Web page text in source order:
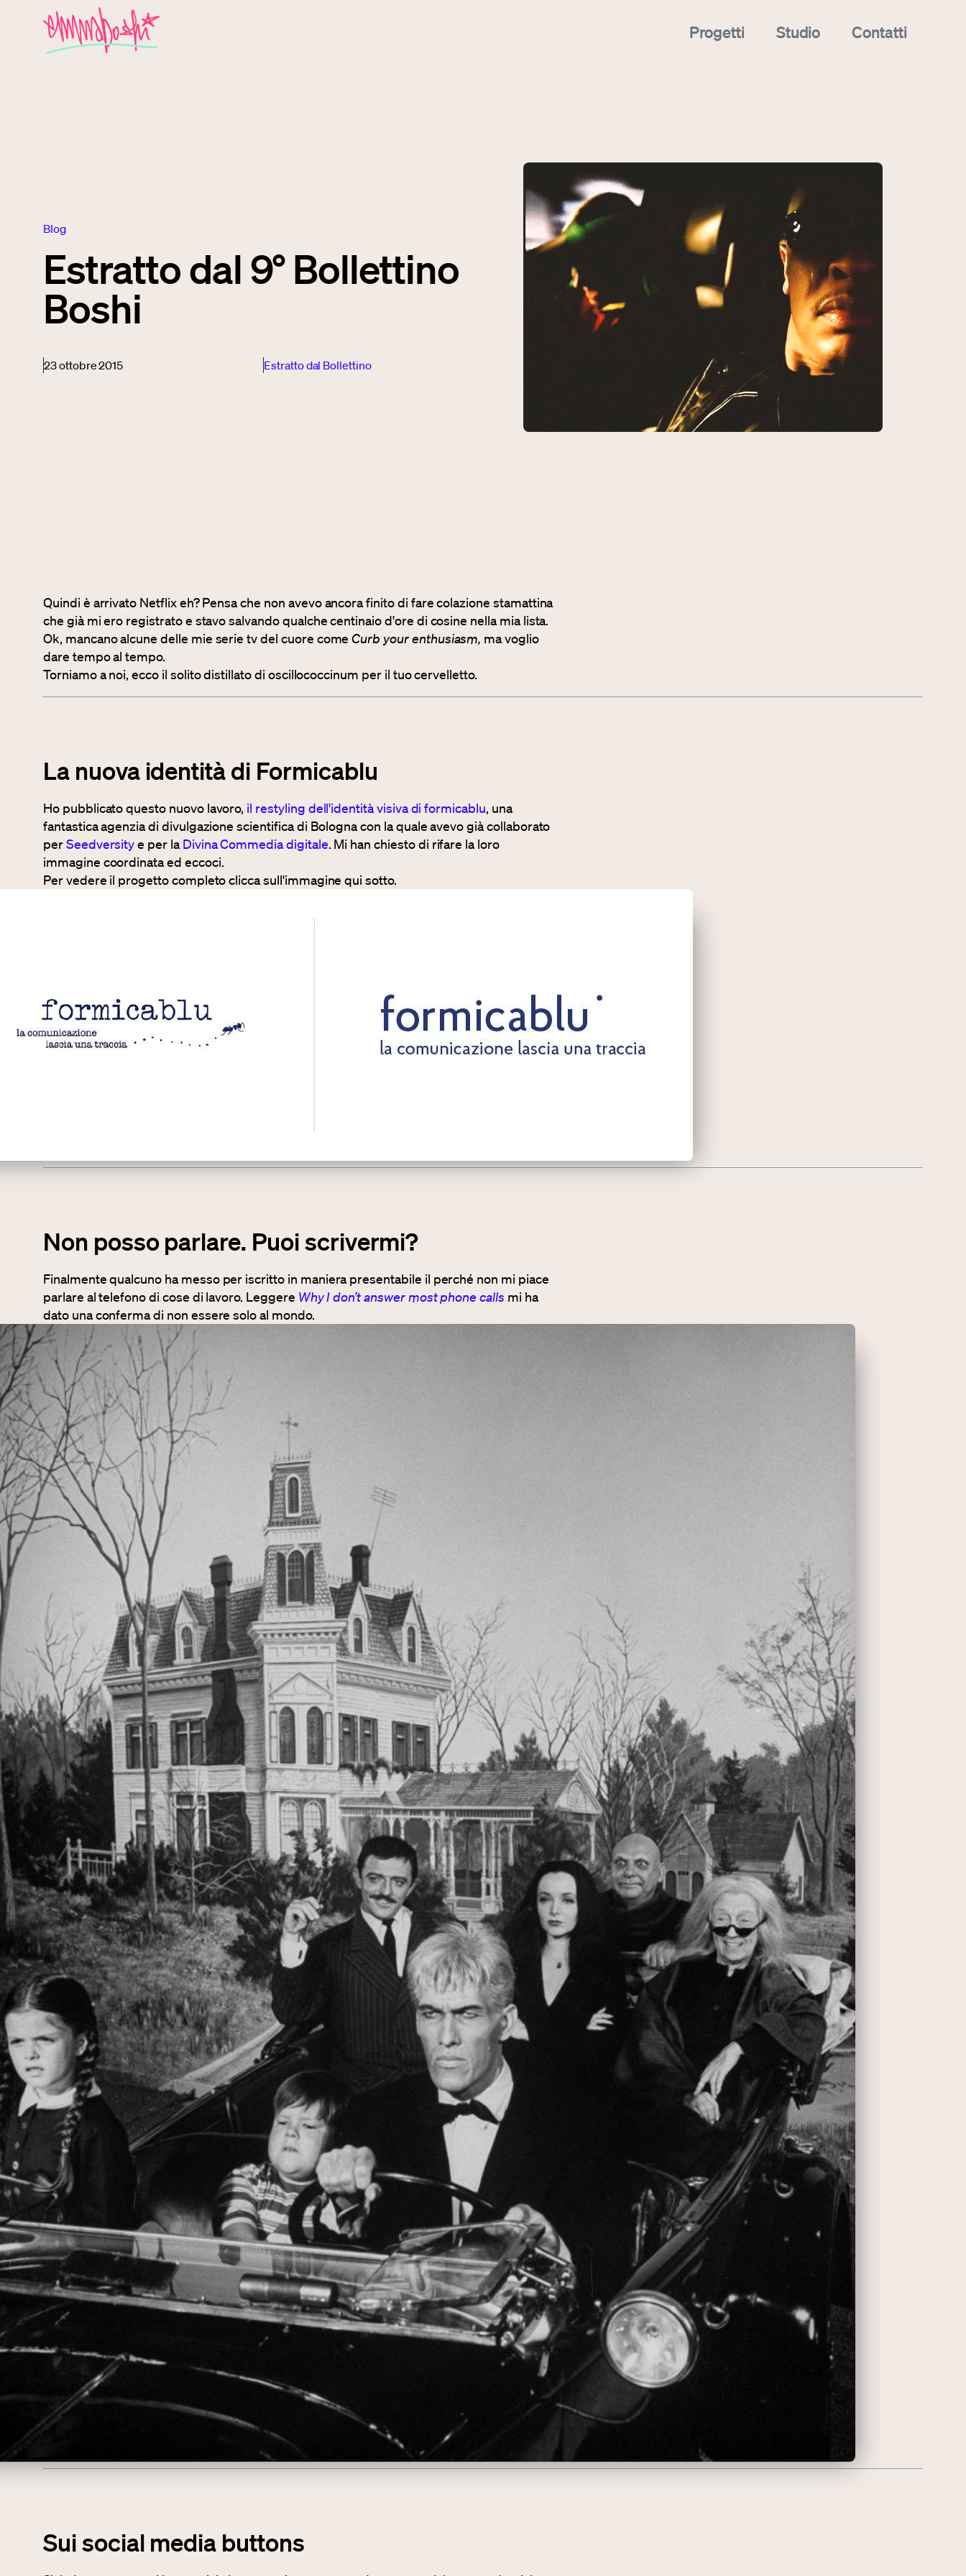
Progetti Studio Contatti
blog
Estratto dal 9° Bollettino
Boshi
23 ottobre 2015 Estratto dal Bollettino
Quindi è arrivato Netflix eh? Pensa che non avevo ancora finito di fare colazione stamattina
che già mi ero registrato e stavo salvando qualche centinaio d'ore di cosine nella mia lista.
Ok, mancano alcune delle mie serie tv del cuore comeCurb your enthusiasm, ma voglio
dare tempo al tempo.
Torniamo a noi, ecco il solito distillato di oscillococcinum per il tuo cervelletto.
La nuova identità di Formicablu
Ho pubblicato questo nuovo lavoro, il restyling dell'identità visiva di formicablu, una
fantastica agenzia di divulgazione scientifica di Bologna con la quale avevo già collaborato
perSeedversitye per la Divina Commedia digitale. Mi han chiesto di rifare la loro
immagine coordinata ed eccoci.
Per vedere il progetto completo clicca sull'immagine qui sotto.
Non posso parlare. Puoi scrivermi?
Finalmente qualcuno ha messo per iscritto in maniera presentabile il perché non mi piace
parlare al telefono di cose di lavoro. Leggere Why I don’t answer most phone calls mi ha
dato una conferma di non essere solo al mondo.
Sui social media buttons